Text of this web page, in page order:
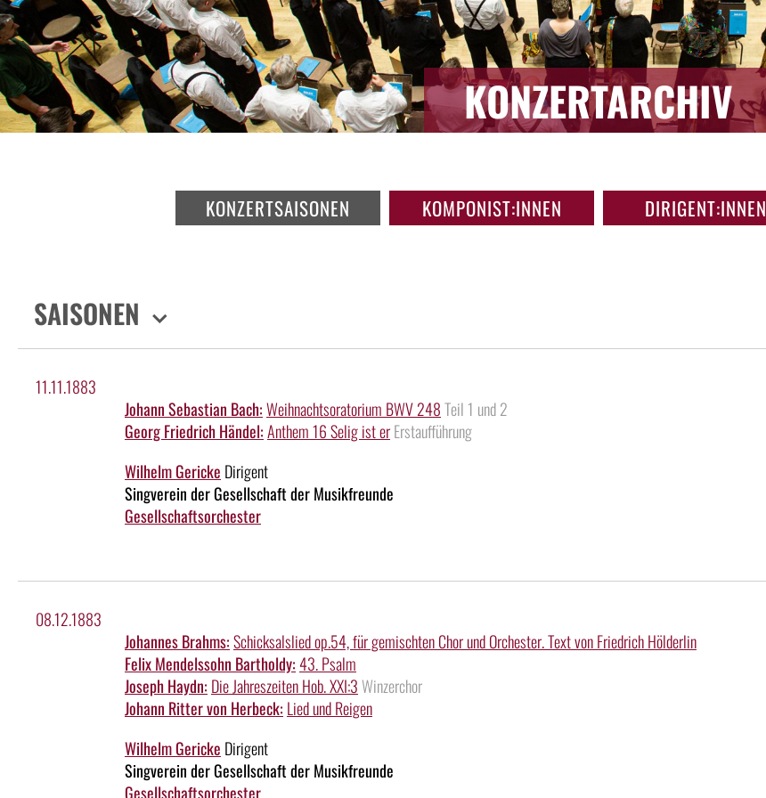
KONZERTARCHIV
KONZERTSAISONEN KOMPONIST:INNEN DIRIGENT:INNEN
SAISONEN
11.11.1883
Johann Sebastian Bach:Weihnachtsoratorium BWV 248Teil 1 und 2
Georg Friedrich Händel:Anthem 16 Selig ist erErstaufführung
Wilhelm Gericke Dirigent
Singverein der Gesellschaft der Musikfreunde
Gesellschaftsorchester
08.12.1883
Johannes Brahms:Schicksalslied op.54, für gemischten Chor und Orchester. Text von Friedrich Hölderlin
Felix Mendelssohn Bartholdy: 43. Psalm
Joseph Haydn: Die Jahreszeiten Hob. XXI:3 Winzerchor
Johann Ritter von Herbeck: Lied und Reigen
Wilhelm Gericke Dirigent
Singverein der Gesellschaft der Musikfreunde
Gesellschaftsorchester